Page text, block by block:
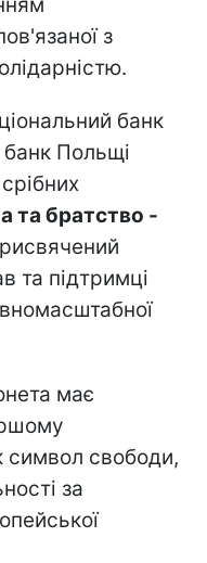
з
банк
банк Польщі
та братство -
та підтримці
має
символ свободи,
за